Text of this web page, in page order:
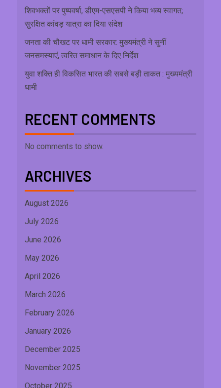
शिवभक्तों पर पुष्पवर्षा, डीएम-एसएसपी ने किया भव्य स्वागत;
सुरक्षित कांवड़ यात्रा का दिया संदेश
जनता की चौखट पर धामी सरकार: मुख्यमंत्री ने सुनीं
जनसमस्याएं, त्वरित समाधान के दिए निर्देश
युवा शक्ति ही विकसित भारत की सबसे बड़ी ताकत : मुख्यमंत्री
धामी
RECENT COMMENTS
No comments to show.
ARCHIVES
August 2026
July 2026
June 2026
May 2026
April 2026
March 2026
February 2026
January 2026
December 2025
November 2025
October 2025